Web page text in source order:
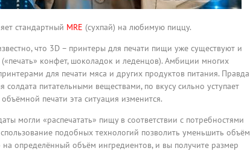
стандартный MRE (сухпай) на любимую пиццу.
что 3D – принтеры для печати пищи уже существуют и
конфет, шоколадок и леденцов). Амбиции многих
для печати мяса и других продуктов питания. Правда
питательными веществами, по вкусу сильно уступает
печати эта ситуация изменится.
могли «распечатать» пищу в соответствии с потребностями
подобных технологий позволить уменьшить объём
определённый объём ингредиентов, и вы получите размер